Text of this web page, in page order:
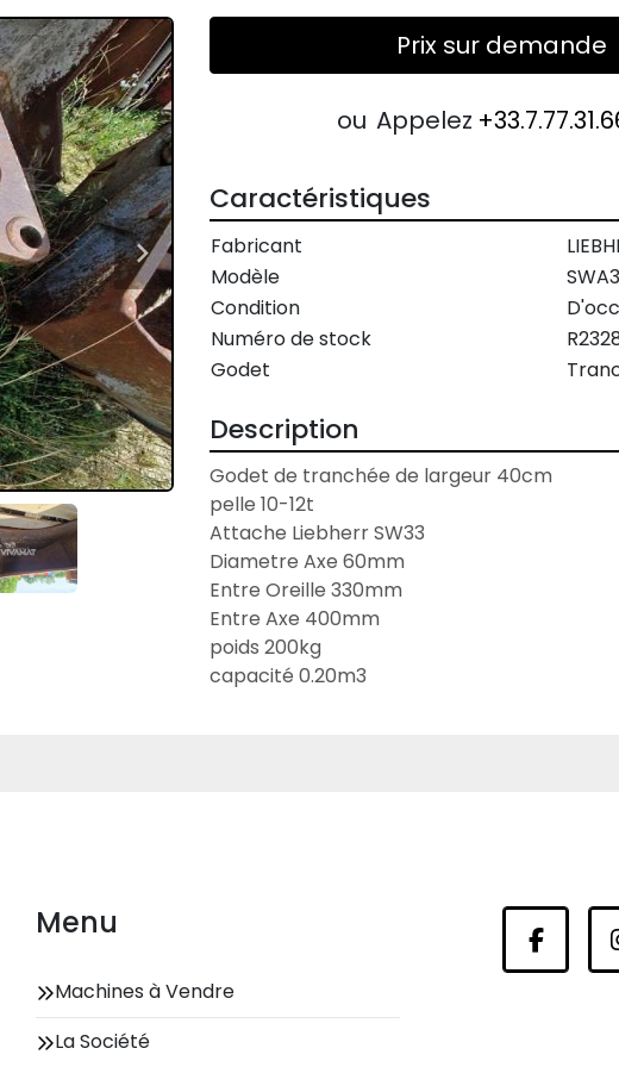
Prix sur demande
ou Appelez
Caractéristiques
Fabricant
Modèle
Condition
Numéro de stock
Godet
Description
Godet de tranchée de largeur 40cm
pelle 10-12t
Attache Liebherr SW33
Diametre Axe 60mm
Entre Oreille 330mm
Entre Axe 400mm
poids 200kg
capacité 0.20m3
Menu
Machines à Vendre
La Société